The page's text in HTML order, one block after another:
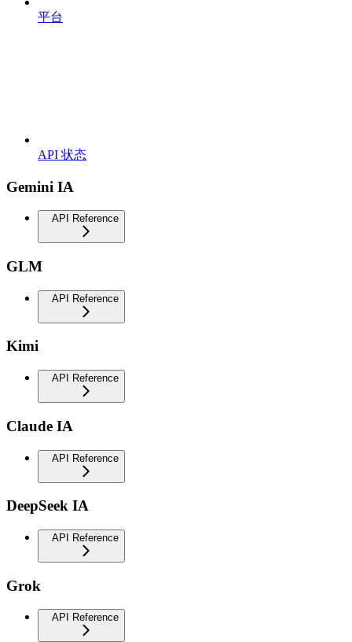
平台
API 状态
Gemini IA
API Reference
GLM
API Reference
Kimi
API Reference
Claude IA
API Reference
DeepSeek IA
API Reference
Grok
API Reference